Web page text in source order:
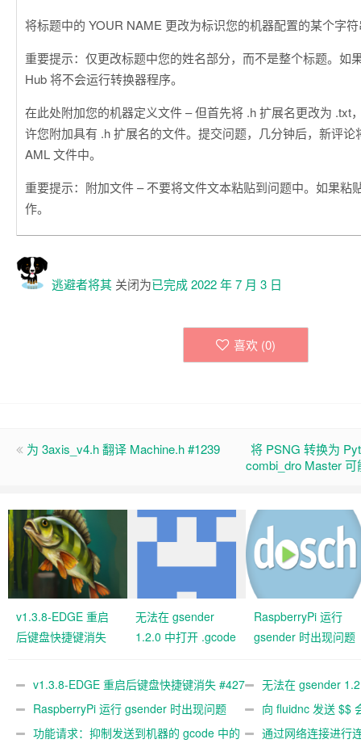
将标题中的 YOUR NAME 更改为标识您的机器配置的某个字
重要提示：仅更改标题中您的姓名部分，而不是整个标题。如
Hub 将不会运行转换器程序。
在此处附加您的机器定义文件 – 但首先将 .h 扩展名更改为 .txt
许您附加具有 .h 扩展名的文件。提交问题，几分钟后，新评论
AML 文件中。
重要提示：附加文件 – 不要将文件文本粘贴到问题中。如果粘
作。
逃避者将其 关闭为已完成2022 年 7 月 3 日
喜欢 (0)
为 3axis_v4.h 翻译 Machine.h #1239
将 PSNG 转换为
combi_dro Master
v1.3.8-EDGE 重启
后键盘快捷键消失
无法在 gsender
1.2.0 中打开 .gcode
RaspberryPi 运行
gsender 时出现问题
v1.3.8-EDGE 重启后键盘快捷键消失 #427
关闭
无法在 gsender
#367
RaspberryPi 运行 gsender 时出现问题
#89
向 fluidnc 发送 $$
#473
功能请求：抑制发送到机器的 gcode 中的
通过网络连接进行